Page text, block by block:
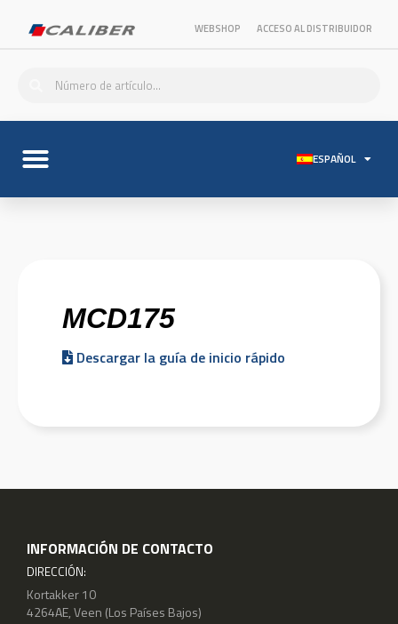
WEBSHOP ACCESO AL DISTRIBUIDOR
ESPAÑOL
MCD175
Descargar la guía de inicio rápido
INFORMACIÓN DE CONTACTO
DIRECCIÓN:
Kortakker 10
4264AE, Veen (Los Países Bajos)